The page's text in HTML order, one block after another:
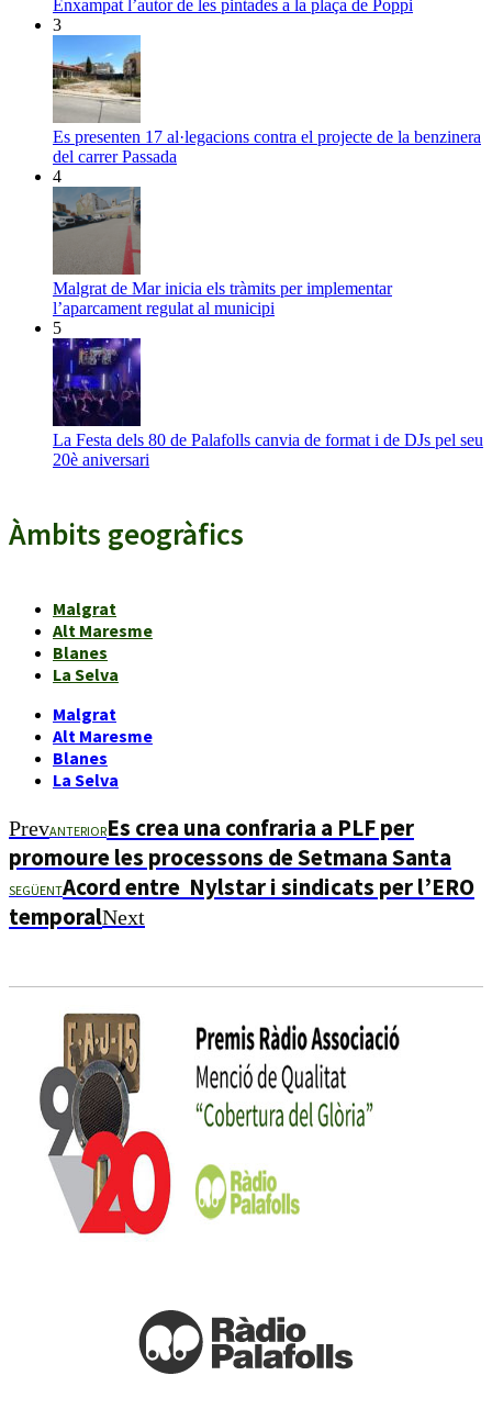
Enxampat l’autor de les pintades a la plaça de Poppi
3
Es presenten 17 al·legacions contra el projecte de la benzinera
del carrer Passada
4
Malgrat de Mar inicia els tràmits per implementar
l’aparcament regulat al municipi
5
La Festa dels 80 de Palafolls canvia de format i de DJs pel seu
20è aniversari
Àmbits geogràfics
Malgrat
Alt Maresme
Blanes
La Selva
Malgrat
Alt Maresme
Blanes
La Selva
PrevANTERIOREs crea una confraria a PLF per
promoure les processons de Setmana Santa
SEGÜENTAcord entre Nylstar i sindicats per l’ERO
temporalNext